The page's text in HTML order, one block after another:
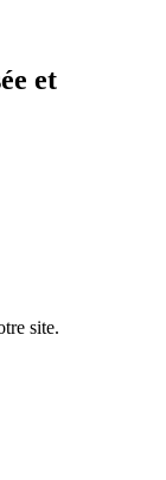
et
site.